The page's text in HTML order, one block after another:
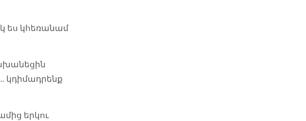
ես կհեռանամ
կդիմադրենք
երկու